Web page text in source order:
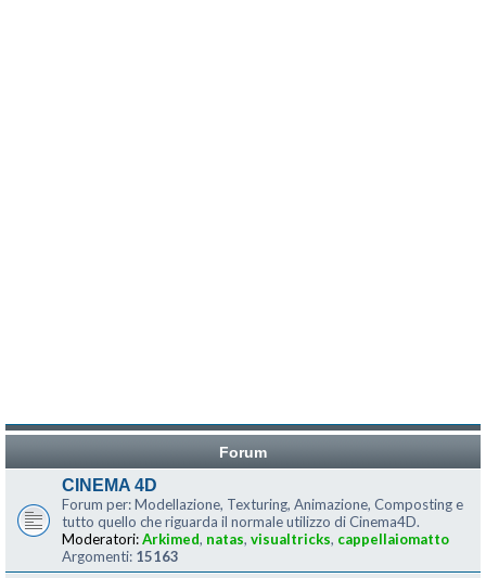
Forum
CINEMA 4D
Forum per: Modellazione, Texturing, Animazione, Composting e
tutto quello che riguarda il normale utilizzo di Cinema4D.
Moderatori:Arkimed, natas, visualtricks, cappellaiomatto
Argomenti: 15163